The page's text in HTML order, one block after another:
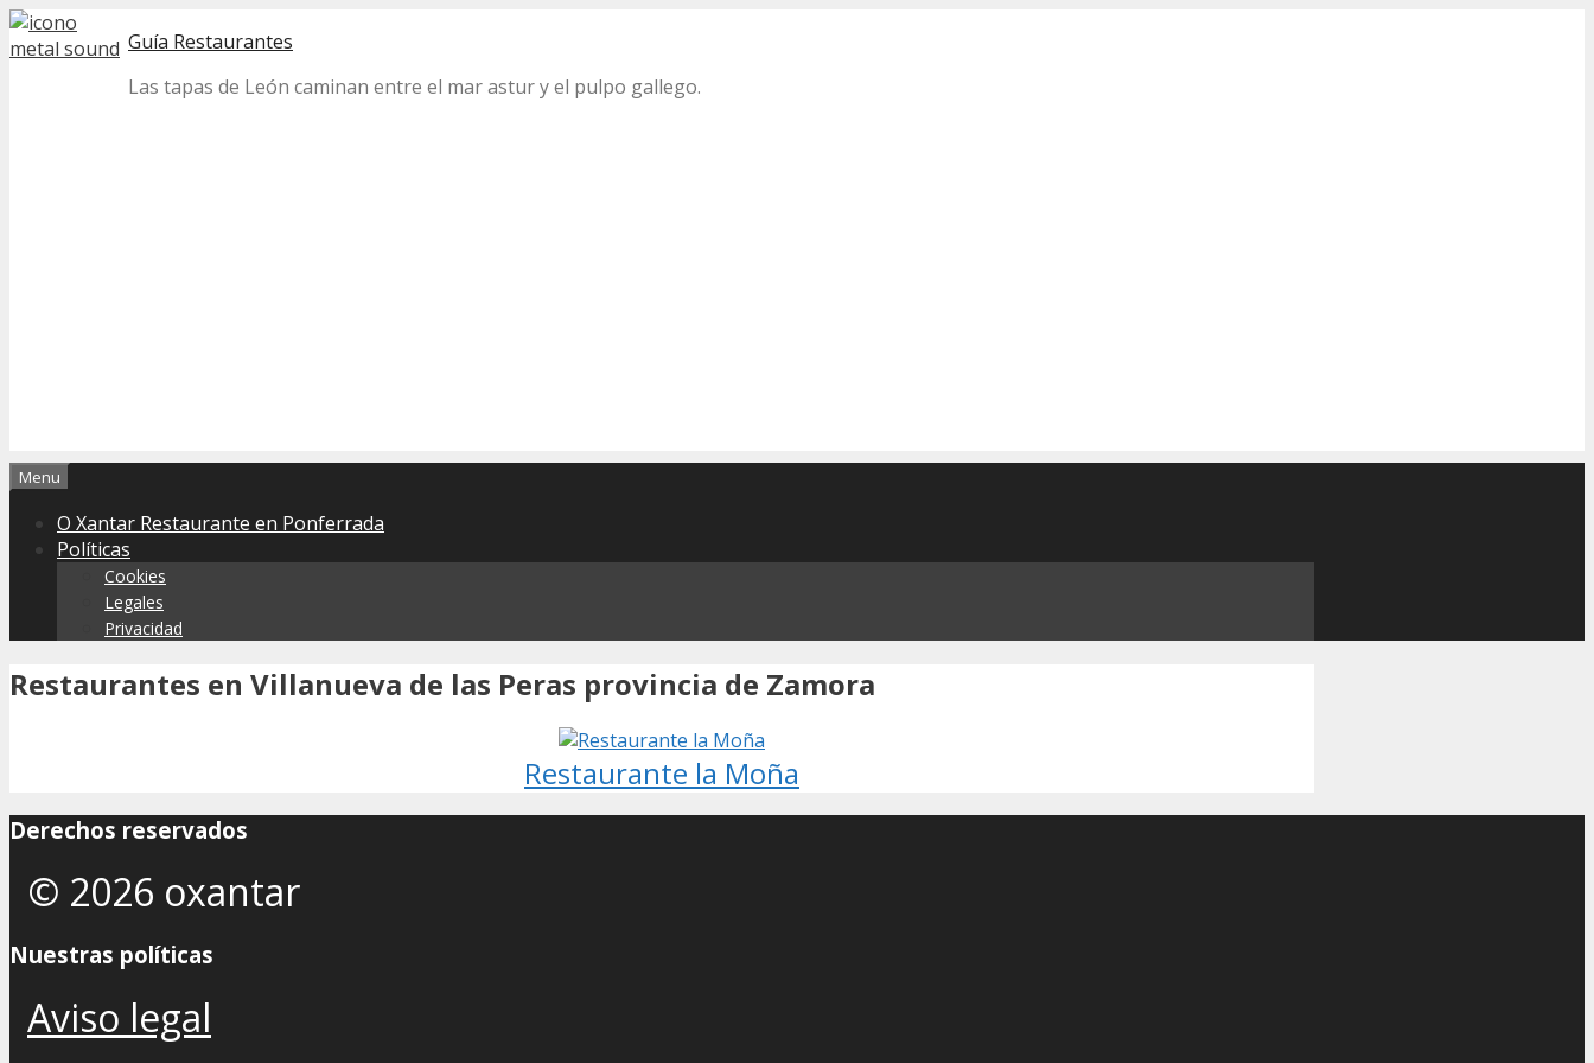
Skip
to
Guía Restaurantes
Las tapas de León caminan entre el mar astur y el pulpo gallego.
Menu
O Xantar Restaurante en Ponferrada
Políticas
Cookies
Legales
Privacidad
Restaurantes en Villanueva de las Peras provincia de Zamora
Restaurante la Moña
Derechos reservados
© 2026 oxantar
Nuestras políticas
Aviso legal